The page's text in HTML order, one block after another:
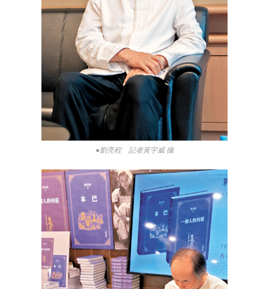
●劉亮程 記者黃宇威 攝